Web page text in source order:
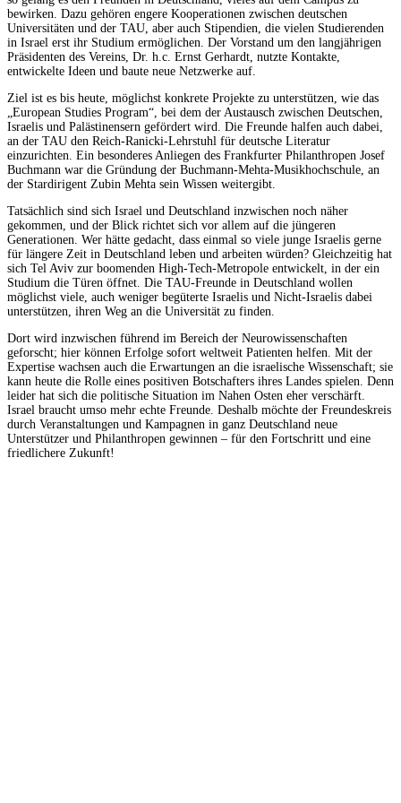
bewirken. Dazu gehören engere Kooperationen zwischen deutschen
Universitäten und der TAU, aber auch Stipendien, die vielen Studierenden
in Israel erst ihr Studium ermöglichen. Der Vorstand um den langjährigen
Präsidenten des Vereins, Dr. h.c. Ernst Gerhardt, nutzte Kontakte,
entwickelte Ideen und baute neue Netzwerke auf.
Ziel ist es bis heute, möglichst konkrete Projekte zu unterstützen, wie das
„European Studies Program“, bei dem der Austausch zwischen Deutschen,
Israelis und Palästinensern gefördert wird. Die Freunde halfen auch dabei,
an der TAU den Reich-Ranicki-Lehrstuhl für deutsche Literatur
einzurichten. Ein besonderes Anliegen des Frankfurter Philanthropen Josef
Buchmann war die Gründung der Buchmann-Mehta-Musikhochschule, an
der Stardirigent Zubin Mehta sein Wissen weitergibt.
Tatsächlich sind sich Israel und Deutschland inzwischen noch näher
gekommen, und der Blick richtet sich vor allem auf die jüngeren
Generationen. Wer hätte gedacht, dass einmal so viele junge Israelis gerne
für längere Zeit in Deutschland leben und arbeiten würden? Gleichzeitig hat
sich Tel Aviv zur boomenden High-Tech-Metropole entwickelt, in der ein
Studium die Türen öffnet. Die TAU-Freunde in Deutschland wollen
möglichst viele, auch weniger begüterte Israelis und Nicht-Israelis dabei
unterstützen, ihren Weg an die Universität zu finden.
Dort wird inzwischen führend im Bereich der Neurowissenschaften
geforscht; hier können Erfolge sofort weltweit Patienten helfen. Mit der
Expertise wachsen auch die Erwartungen an die israelische Wissenschaft; sie
kann heute die Rolle eines positiven Botschafters ihres Landes spielen. Denn
leider hat sich die politische Situation im Nahen Osten eher verschärft.
Israel braucht umso mehr echte Freunde. Deshalb möchte der Freundeskreis
durch Veranstaltungen und Kampagnen in ganz Deutschland neue
Unterstützer und Philanthropen gewinnen – für den Fortschritt und eine
friedlichere Zukunft!